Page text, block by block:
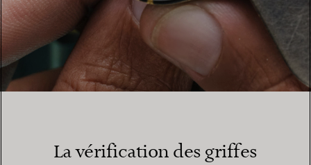
La vérification des griffes